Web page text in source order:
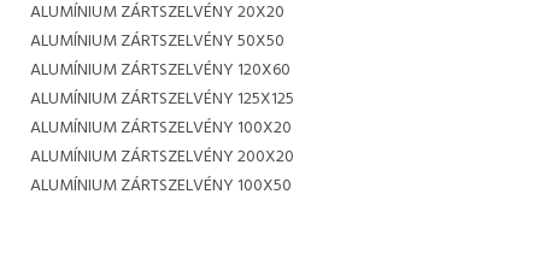
ALUMÍNIUM ZÁRTSZELVÉNY 20X20
ALUMÍNIUM ZÁRTSZELVÉNY 50X50
ALUMÍNIUM ZÁRTSZELVÉNY 120X60
ALUMÍNIUM ZÁRTSZELVÉNY 125X125
ALUMÍNIUM ZÁRTSZELVÉNY 100X20
ALUMÍNIUM ZÁRTSZELVÉNY 200X20
ALUMÍNIUM ZÁRTSZELVÉNY 100X50